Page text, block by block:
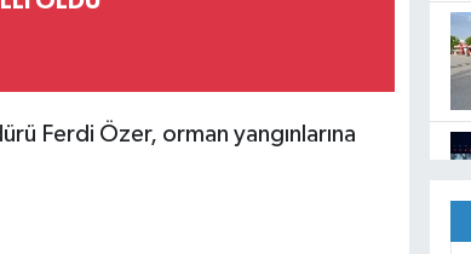
Ferdi Özer, orman yangınlarına